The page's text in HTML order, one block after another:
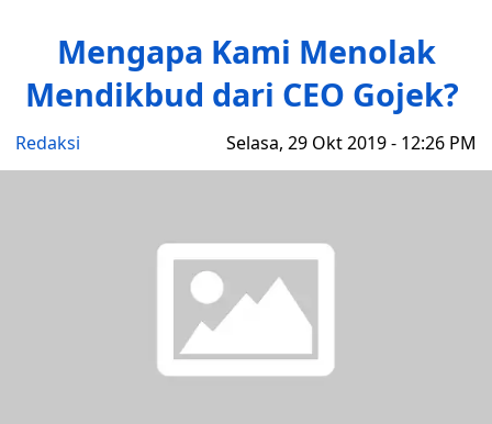
Mengapa Kami Menolak
Mendikbud dari CEO Gojek?
Redaksi Selasa, 29 Okt 2019 - 12:26 PM